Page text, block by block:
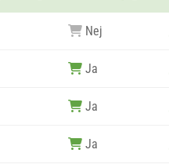
Nej
Ja
Ja
Ja